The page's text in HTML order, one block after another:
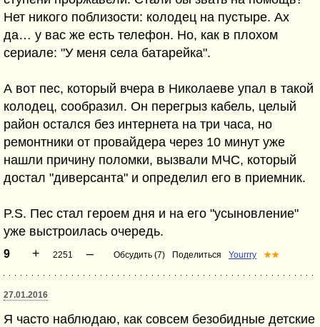
Нет никого поблизости: колодец на пустыре. Ах
да… у вас же есть телефон. Но, как в плохом
сериале: "У меня села батарейка".
А вот пес, который вчера в Николаеве упал в такой
колодец, сообразил. Он перегрыз кабель, целый
район остался без интернета на три часа, но
ремонтники от провайдера через 10 минут уже
нашли причину поломки, вызвали МЧС, который
достал "диверсанта" и определил его в приемник.
P.S. Пес стал героем дня и на его "усыновление"
уже выстроилась очередь.
9 + 2251 – Обсудить (7) Поделиться Yourrry ★★
27.01.2016
Я часто наблюдаю, как совсем безобидные детские